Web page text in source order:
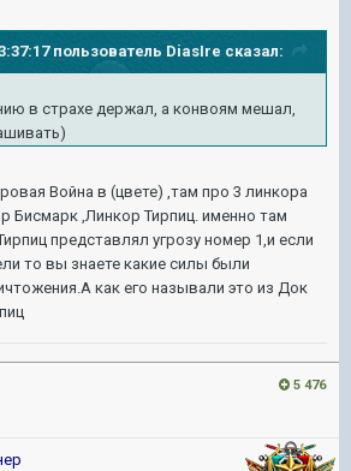
пользователь DiasIre сказал:
в страхе держал, а конвоям мешал,
Война в (цвете) ,там про 3 линкора
Бисмарк ,Линкор Тирпиц. именно там
представлял угрозу номер 1,и если
то вы знаете какие силы были
как его называли это из Док
5 476